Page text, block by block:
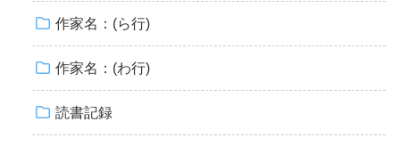
作家名：(ら行)
作家名：(わ行)
読書記録